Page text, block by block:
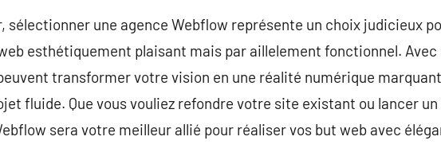
sélectionner une agence Webflow représente un choix judicieux
esthétiquement plaisant mais par aillelement fonctionnel.
transformer votre vision en une réalité numérique
fluide. Que vous vouliez refondre votre site existant ou lancer
sera votre meilleur allié pour réaliser vos but web avec